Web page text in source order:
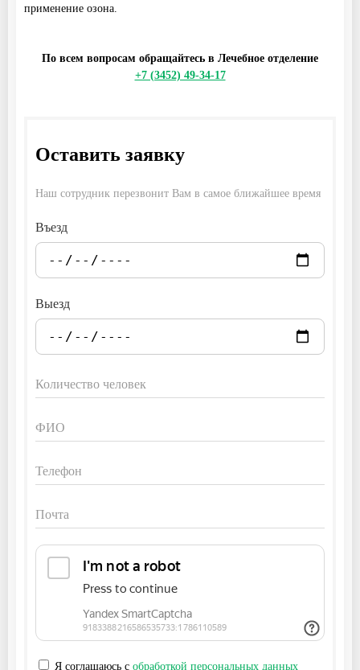
применение озона.
По всем вопросам обращайтесь в Лечебное отделение
+7 (3452) 49-34-17
Оставить заявку
Наш сотрудник перезвонит Вам в самое ближайшее время
Въезд
Выезд
Я соглашаюсь с обработкой персональных данных